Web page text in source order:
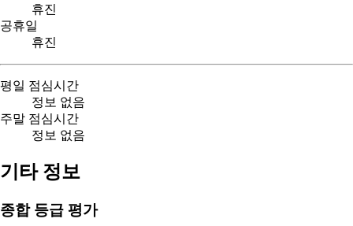
휴진
공휴일
휴진
평일 점심시간
정보 없음
주말 점심시간
정보 없음
기타 정보
종합 등급 평가